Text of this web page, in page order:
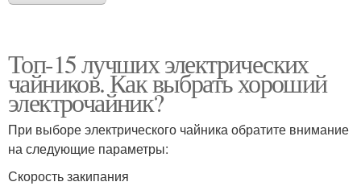
Топ-15 лучших электрических
чайников. Как выбрать хороший
электрочайник?
При выборе электрического чайника обратите внимание
на следующие параметры:
Скорость закипания